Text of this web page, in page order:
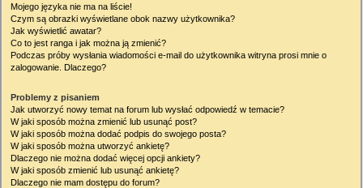
Mojego języka nie ma na liście!
Czym są obrazki wyświetlane obok nazwy użytkownika?
Jak wyświetlić awatar?
Co to jest ranga i jak można ją zmienić?
Podczas próby wysłania wiadomości e-mail do użytkownika witryna prosi mnie o
zalogowanie. Dlaczego?
Problemy z pisaniem
Jak utworzyć nowy temat na forum lub wysłać odpowiedź w temacie?
W jaki sposób można zmienić lub usunąć post?
W jaki sposób można dodać podpis do swojego posta?
W jaki sposób można utworzyć ankietę?
Dlaczego nie można dodać więcej opcji ankiety?
W jaki sposób zmienić lub usunąć ankietę?
Dlaczego nie mam dostępu do forum?